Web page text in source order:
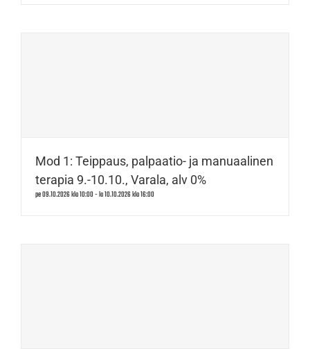
Mod 1: Teippaus, palpaatio- ja manuaalinen
terapia 9.-10.10., Varala, alv 0%
pe 09.10.2026 klo 10:00-la 10.10.2026 klo 16:00